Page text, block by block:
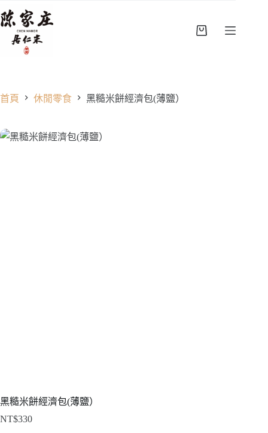
至
購
首頁 休閒零食 黑糙米餅經濟包(薄鹽）
黑糙米餅經濟包(薄鹽）
NT$330